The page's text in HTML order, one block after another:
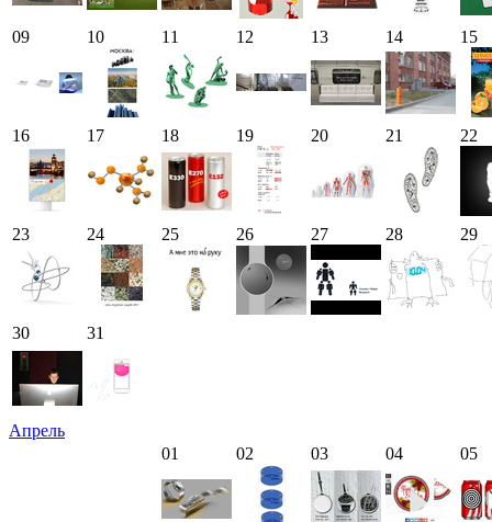
09 10 11 12 13 14 15
16 17 18 19 20 21 22
23 24 25 26 27 28 29
30 31
Апрель
01
02 03 04 05